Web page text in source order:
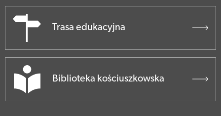
Trasa edukacyjna
Biblioteka kościuszkowska